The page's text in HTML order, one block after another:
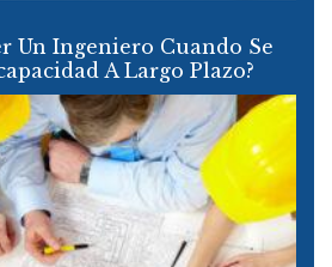
Un Ingeniero Cuando Se
A Largo Plazo?